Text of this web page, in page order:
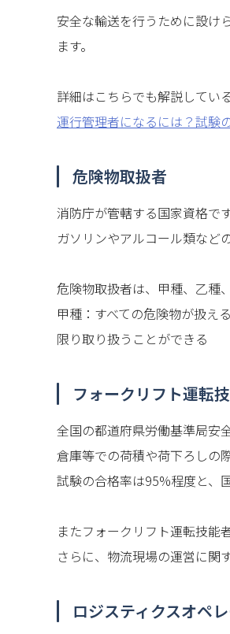
安全な輸送を行うために設け
ます。
詳細はこちらでも解説してい
運行管理者になるには？試験
危険物取扱者
消防庁が管轄する国家資格です
ガソリンやアルコール類など
危険物取扱者は、甲種、乙種
甲種：すべての危険物が扱え
限り取り扱うことができる
フォークリフト運転
全国の都道府県労働基準局安
倉庫等での荷積や荷下ろしの
試験の合格率は95%程度と、
またフォークリフト運転技能
さらに、物流現場の運営に関
ロジスティクスオペ